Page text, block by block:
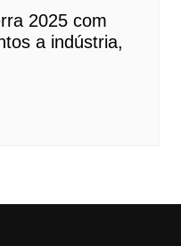
2025 com
a indústria,